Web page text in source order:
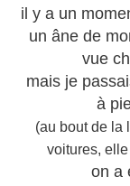
il y a un
un âne de
vue
mais je
à
(au bout de la
voitures,
on a